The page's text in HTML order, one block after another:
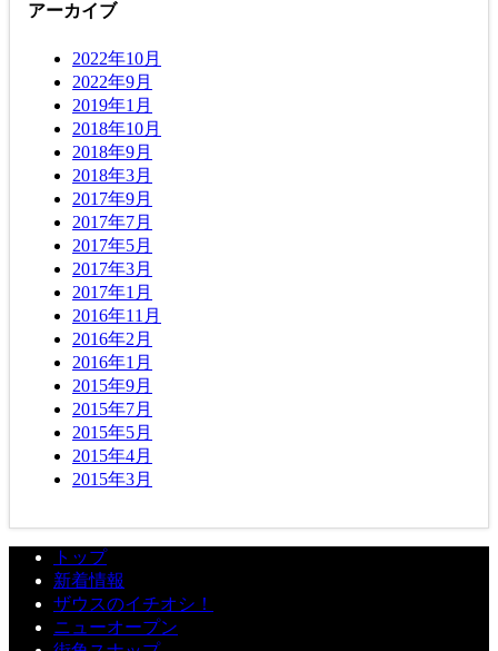
アーカイブ
2022年10月
2022年9月
2019年1月
2018年10月
2018年9月
2018年3月
2017年9月
2017年7月
2017年5月
2017年3月
2017年1月
2016年11月
2016年2月
2016年1月
2015年9月
2015年7月
2015年5月
2015年4月
2015年3月
トップ
新着情報
ザウスのイチオシ！
ニューオープン